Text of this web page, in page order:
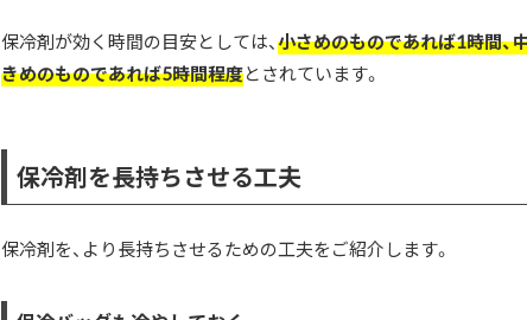
保冷剤が効く時間の目安としては、小さめのものであれば1時間、
きめのものであれば5時間程度とされています。
保冷剤を長持ちさせる工夫
保冷剤を、より長持ちさせるための工夫をご紹介します。